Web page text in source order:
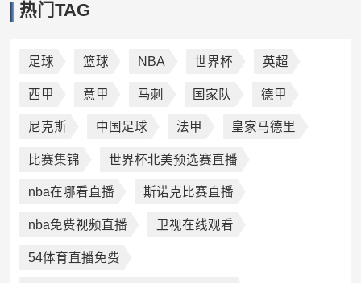
热门TAG
足球 篮球 NBA 世界杯 英超
西甲 意甲 马刺 国家队 德甲
尼克斯 中国足球 法甲 皇家马德里
比赛集锦 世界杯北美预选赛直播
nba在哪看直播 斯诺克比赛直播
nba免费视频直播 卫视在线观看
54体育直播免费